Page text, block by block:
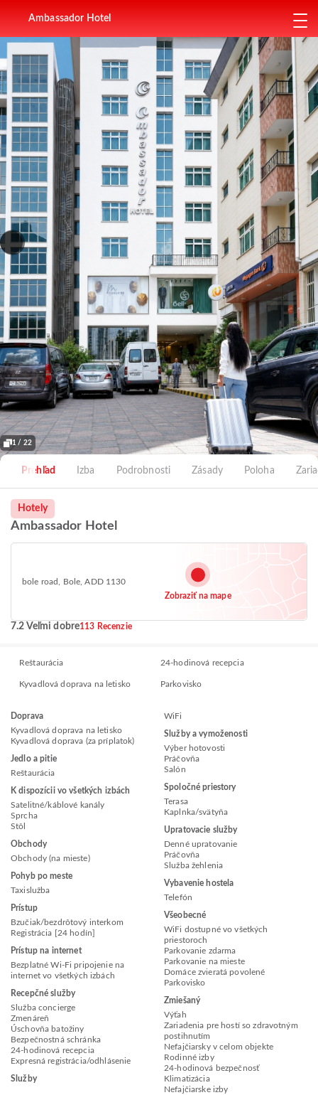
Ambassador Hotel
1 / 22
Prehľad Izba Podrobnosti Zásady Poloha
Hotely
Ambassador Hotel
bole road, Bole, ADD 1130
Zobraziť na mape
7.2 Veľmi dobre113 Recenzie
Reštaurácia 24-hodinová recepcia
Kyvadlová doprava na letisko Parkovisko
Doprava
Kyvadlová doprava na letisko
Kyvadlová doprava (za príplatok)
Jedlo a pitie
Reštaurácia
K dispozícii vo všetkých izbách
Satelitné/káblové kanály
Sprcha
Stôl
Obchody
Obchody (na mieste)
Pohyb po meste
Taxislužba
Prístup
Bzučiak/bezdrôtový interkom
Registrácia [24 hodín]
Prístup na internet
Bezplatné Wi-Fi pripojenie na
internet vo všetkých izbách
Recepčné služby
Služba concierge
Zmenáreň
Úschovňa batožiny
Bezpečnostná schránka
24-hodinová recepcia
Expresná registrácia/odhlásenie
Služby
WiFi
Služby a vymoženosti
Výber hotovosti
Práčovňa
Salón
Spoločné priestory
Terasa
Kaplnka/svätyňa
Upratovacie služby
Denné upratovanie
Práčovňa
Služba žehlenia
Vybavenie hostela
Telefón
Všeobecné
WiFi dostupné vo všetkých
priestoroch
Parkovanie zdarma
Parkovanie na mieste
Domáce zvieratá povolené
Parkovisko
Zmiešaný
Výťah
Zariadenia pre hostí so zdravotným
postihnutím
Nefajčiarsky v celom objekte
Rodinné izby
24-hodinová bezpečnosť
Klimatizácia
Nefajčiarske izby